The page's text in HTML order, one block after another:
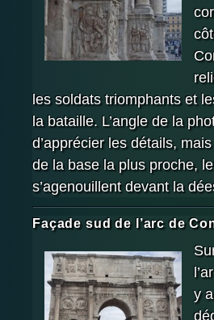
les soldats triomphants et
la bataille. L’angle de la
d’apprécier les détails,
de la base la plus proche,
s’agenouillent devant la
Façade sud de l’arc de
y